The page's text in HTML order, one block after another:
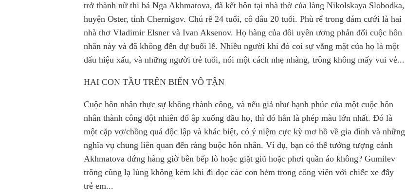
trở thành nữ thi bá Nga Akhmatova, đã kết hôn tại nhà thờ của làng Nikolskaya Slobodka,
huyện Oster, tỉnh Chernigov. Chú rể 24 tuổi, cô dâu 20 tuổi. Phù rể trong đám cưới là hai
nhà thơ Vladimir Elsner và Ivan Aksenov. Họ hàng của đôi uyên ương phản đối cuộc hôn
nhân này và đã không đến dự buổi lễ. Nhiều người khi đó coi sự vắng mặt của họ là một
dấu hiệu xấu, và những người trẻ tuổi, nói một cách nhẹ nhàng, trông không mấy vui vẻ...
HAI CON TẦU TRÊN BIỂN VÔ TẬN
Cuộc hôn nhân thực sự không thành công, và nếu giả như hạnh phúc của một cuộc hôn
nhân thành công đột nhiên đổ ập xuống đầu họ, thì đó hẳn là phép màu lớn nhất. Đó là
một cặp vợ/chồng quá độc lập và khác biệt, có ý niệm cực kỳ mơ hồ về gia đình và những
nghĩa vụ chung liên quan đến ràng buộc hôn nhân. Ví dụ, bạn có thể tưởng tượng cảnh
Akhmatova đứng hàng giờ bên bếp lò hoặc giặt giũ hoặc phơi quần áo không? Gumilev
trông cũng lạ lùng không kém khi đi dọc các con hẻm trong công viên với chiếc xe đẩy
trẻ em...